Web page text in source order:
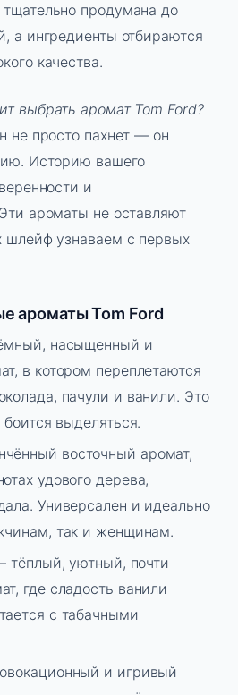
продумана до
а ингредиенты отбираются
качества.
выбрать аромат Tom Ford?
не просто пахнет — он
Историю вашего
и
ароматы не оставляют
узнаваем с первых
ароматы Tom Ford
насыщенный и
в котором переплетаются
пачули и ванили. Это
выделяться.
восточный аромат,
удового дерева,
Универсален и идеально
так и женщинам.
уютный, почти
где сладость ванили
с табачными
и игривый